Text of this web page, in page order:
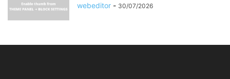
webeditor - 30/07/2026